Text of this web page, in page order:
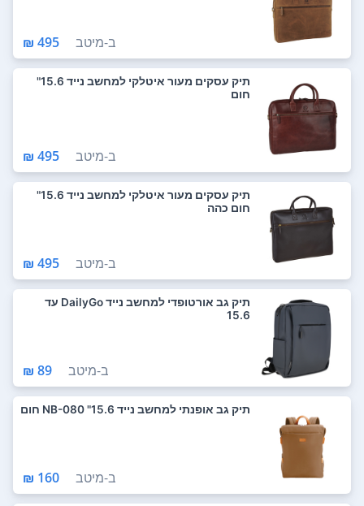
ב-מיטב 495 ₪
תיק עסקים מעור איטלקי למחשב נייד 15.6"
חום
ב-מיטב 495 ₪
תיק עסקים מעור איטלקי למחשב נייד 15.6"
חום כהה
ב-מיטב 495 ₪
תיק גב אורטופדי למחשב נייד DailyGo עד
15.6
ב-מיטב 89 ₪
תיק גב אופנתי למחשב נייד NB-080 "15.6 חום
ב-מיטב 160 ₪